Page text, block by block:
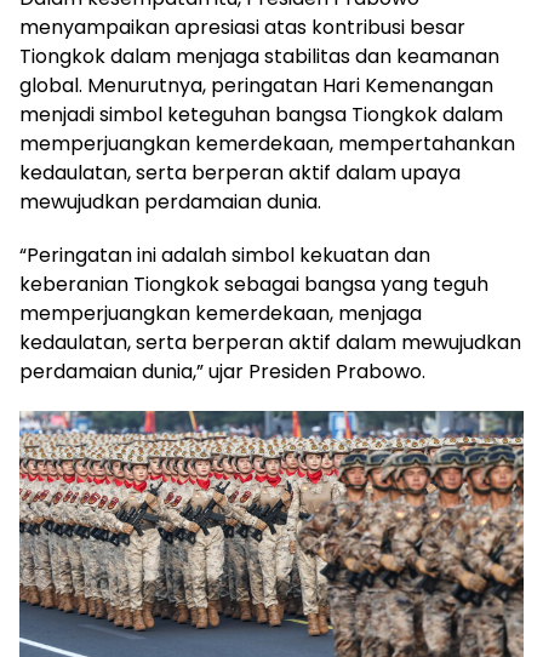
menyampaikan apresiasi atas kontribusi besar
Tiongkok dalam menjaga stabilitas dan keamanan
global. Menurutnya, peringatan Hari Kemenangan
menjadi simbol keteguhan bangsa Tiongkok dalam
memperjuangkan kemerdekaan, mempertahankan
kedaulatan, serta berperan aktif dalam upaya
mewujudkan perdamaian dunia.
“Peringatan ini adalah simbol kekuatan dan
keberanian Tiongkok sebagai bangsa yang teguh
memperjuangkan kemerdekaan, menjaga
kedaulatan, serta berperan aktif dalam mewujudkan
perdamaian dunia,” ujar Presiden Prabowo.